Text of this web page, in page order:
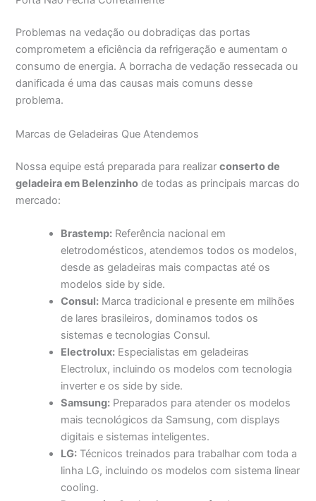
Problemas na vedação ou dobradiças das portas
comprometem a eficiência da refrigeração e aumentam o
consumo de energia. A borracha de vedação ressecada ou
danificada é uma das causas mais comuns desse
problema.
Marcas de Geladeiras Que Atendemos
Nossa equipe está preparada para realizarconserto de
geladeira em Belenzinho de todas as principais marcas do
mercado:
Brastemp: Referência nacional em
eletrodomésticos, atendemos todos os modelos,
desde as geladeiras mais compactas até os
modelos side by side.
Consul: Marca tradicional e presente em milhões
de lares brasileiros, dominamos todos os
sistemas e tecnologias Consul.
Electrolux: Especialistas em geladeiras
Electrolux, incluindo os modelos com tecnologia
inverter e os side by side.
Samsung: Preparados para atender os modelos
mais tecnológicos da Samsung, com displays
digitais e sistemas inteligentes.
LG: Técnicos treinados para trabalhar com toda a
linha LG, incluindo os modelos com sistema linear
cooling.